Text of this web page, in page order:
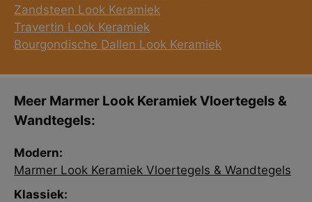
Zandsteen Look Keramiek
Travertin Look Keramiek
Bourgondische Dallen Look Keramiek
Meer Marmer Look Keramiek Vloertegels &
Wandtegels:
Modern:
Marmer Look Keramiek Vloertegels & Wandtegels
Klassiek: